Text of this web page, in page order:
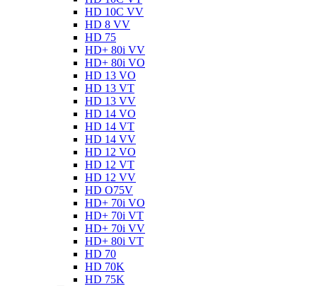
HD 10C VV
HD 8 VV
HD 75
HD+ 80i VV
HD+ 80i VO
HD 13 VO
HD 13 VT
HD 13 VV
HD 14 VO
HD 14 VT
HD 14 VV
HD 12 VO
HD 12 VT
HD 12 VV
HD O75V
HD+ 70i VO
HD+ 70i VT
HD+ 70i VV
HD+ 80i VT
HD 70
HD 70K
HD 75K